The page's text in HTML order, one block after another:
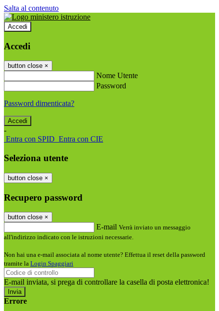
Salta al contenuto
Accedi
Accedi
button close ×
Nome Utente
Password
Password dimenticata?
-
Entra con SPID Entra con CIE
Seleziona utente
button close ×
Recupero password
button close ×
E-mail Verrà inviato un messaggio
all'indirizzo indicato con le istruzioni necessarie.
Non hai una e-mail associata al nome utente? Effettua il reset della password
tramite la Login Spaggiari
E-mail inviata, si prega di controllare la casella di posta elettronica!
Errore